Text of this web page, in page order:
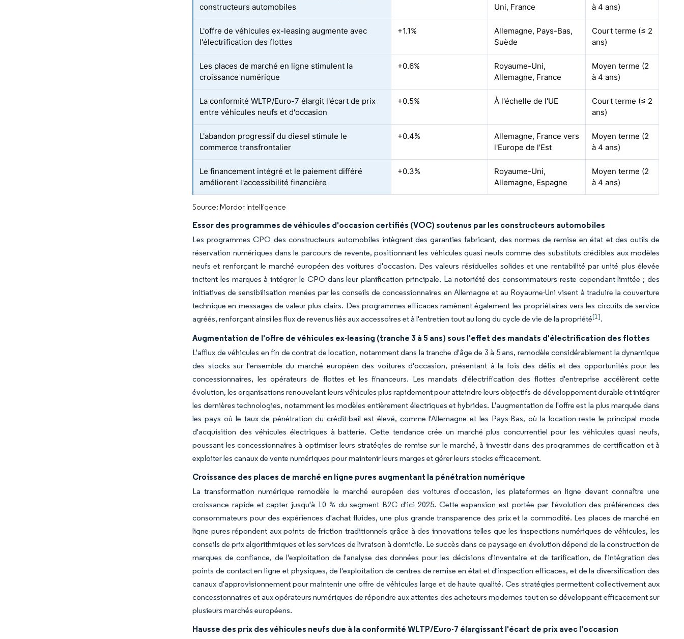
constructeurs automobiles
Uni, France
à 4 ans)
L'offre de véhicules ex-leasing augmente avec
l'électrification des flottes
+1.1%
Allemagne, Pays-Bas,
Suède
Court terme (≤ 2
ans)
Les places de marché en ligne stimulent la
croissance numérique
+0.6%
Royaume-Uni,
Allemagne, France
Moyen terme (2
à 4 ans)
La conformité WLTP/Euro-7 élargit l'écart de prix
entre véhicules neufs et d'occasion
+0.5% À l'échelle de l'UE
Court terme (≤ 2
ans)
L'abandon progressif du diesel stimule le
commerce transfrontalier
+0.4%
Allemagne, France vers
l'Europe de l'Est
Moyen terme (2
à 4 ans)
Le financement intégré et le paiement différé
améliorent l'accessibilité financière
+0.3%
Royaume-Uni,
Allemagne, Espagne
Moyen terme (2
à 4 ans)
Source: Mordor Intelligence
Essor des programmes de véhicules d'occasion certifiés (VOC) soutenus par les constructeurs automobiles
Les programmes CPO des constructeurs automobiles intègrent des garanties fabricant, des normes de remise en état et des outils de
réservation numériques dans le parcours de revente, positionnant les véhicules quasi neufs comme des substituts crédibles aux modèles
neufs et renforçant le marché européen des voitures d'occasion. Des valeurs résiduelles solides et une rentabilité par unité plus élevée
incitent les marques à intégrer le CPO dans leur planification principale. La notoriété des consommateurs reste cependant limitée ; des
initiatives de sensibilisation menées par les conseils de concessionnaires en Allemagne et au Royaume-Uni visent à traduire la couverture
technique en messages de valeur plus clairs. Des programmes efficaces ramènent également les propriétaires vers les circuits de service
agréés, renforçant ainsi les flux de revenus liés aux accessoires et à l'entretien tout au long du cycle de vie de la propriété[1].
Augmentation de l'offre de véhicules ex-leasing (tranche 3 à 5 ans) sous l'effet des mandats d'électrification des flottes
L'afflux de véhicules en fin de contrat de location, notamment dans la tranche d'âge de 3 à 5 ans, remodèle considérablement la dynamique
des stocks sur l'ensemble du marché européen des voitures d'occasion, présentant à la fois des défis et des opportunités pour les
concessionnaires, les opérateurs de flottes et les financeurs. Les mandats d'électrification des flottes d'entreprise accélèrent cette
évolution, les organisations renouvelant leurs véhicules plus rapidement pour atteindre leurs objectifs de développement durable et intégrer
les dernières technologies, notamment les modèles entièrement électriques et hybrides. L'augmentation de l'offre est la plus marquée dans
les pays où le taux de pénétration du crédit-bail est élevé, comme l'Allemagne et les Pays-Bas, où la location reste le principal mode
d'acquisition des véhicules électriques à batterie. Cette tendance crée un marché plus concurrentiel pour les véhicules quasi neufs,
poussant les concessionnaires à optimiser leurs stratégies de remise sur le marché, à investir dans des programmes de certification et à
exploiter les canaux de vente numériques pour maintenir leurs marges et gérer leurs stocks efficacement.
Croissance des places de marché en ligne pures augmentant la pénétration numérique
La transformation numérique remodèle le marché européen des voitures d'occasion, les plateformes en ligne devant connaître une
croissance rapide et capter jusqu'à 10 % du segment B2C d'ici 2025. Cette expansion est portée par l'évolution des préférences des
consommateurs pour des expériences d'achat fluides, une plus grande transparence des prix et la commodité. Les places de marché en
ligne pures répondent aux points de friction traditionnels grâce à des innovations telles que les inspections numériques de véhicules, les
conseils de prix algorithmiques et les services de livraison à domicile. Le succès dans ce paysage en évolution dépend de la construction de
marques de confiance, de l'exploitation de l'analyse des données pour les décisions d'inventaire et de tarification, de l'intégration des
points de contact en ligne et physiques, de l'exploitation de centres de remise en état et d'inspection efficaces, et de la diversification des
canaux d'approvisionnement pour maintenir une offre de véhicules large et de haute qualité. Ces stratégies permettent collectivement aux
concessionnaires et aux opérateurs numériques de répondre aux attentes des acheteurs modernes tout en se développant efficacement sur
plusieurs marchés européens.
Hausse des prix des véhicules neufs due à la conformité WLTP/Euro-7 élargissant l'écart de prix avec l'occasion